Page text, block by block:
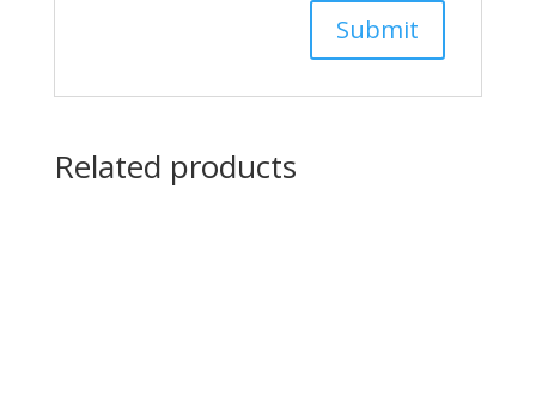
Related products